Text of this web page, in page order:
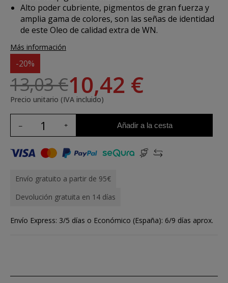
Alto poder cubriente, pigmentos de gran fuerza y
amplia gama de colores, son las señas de identidad
de este Oleo de calidad extra de WN.
Más información
-20%
13,03 €10,42 €
Precio unitario (IVA incluido)
Añadir a la cesta
Envío gratuito a partir de 95€
Devolución gratuita en 14 días
Envío Express: 3/5 días o Económico (España): 6/9 días aprox.